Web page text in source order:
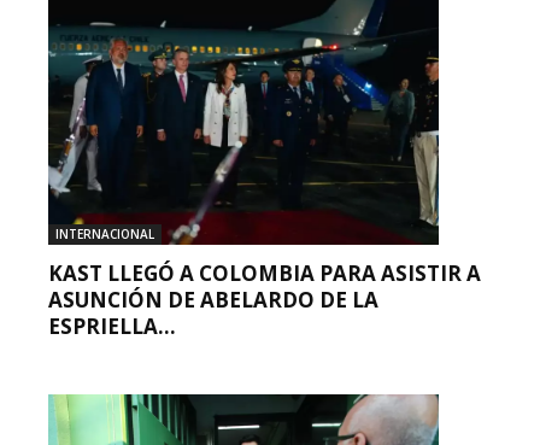
INTERNACIONAL
KAST LLEGÓ A COLOMBIA PARA ASISTIR A
ASUNCIÓN DE ABELARDO DE LA
ESPRIELLA...